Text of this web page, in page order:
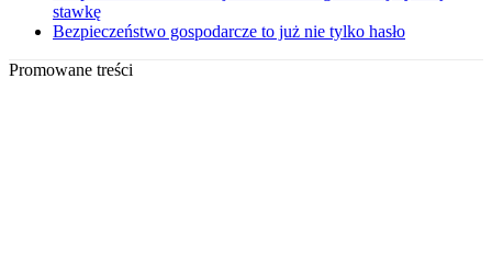
stawkę
Bezpieczeństwo gospodarcze to już nie tylko hasło
Promowane treści